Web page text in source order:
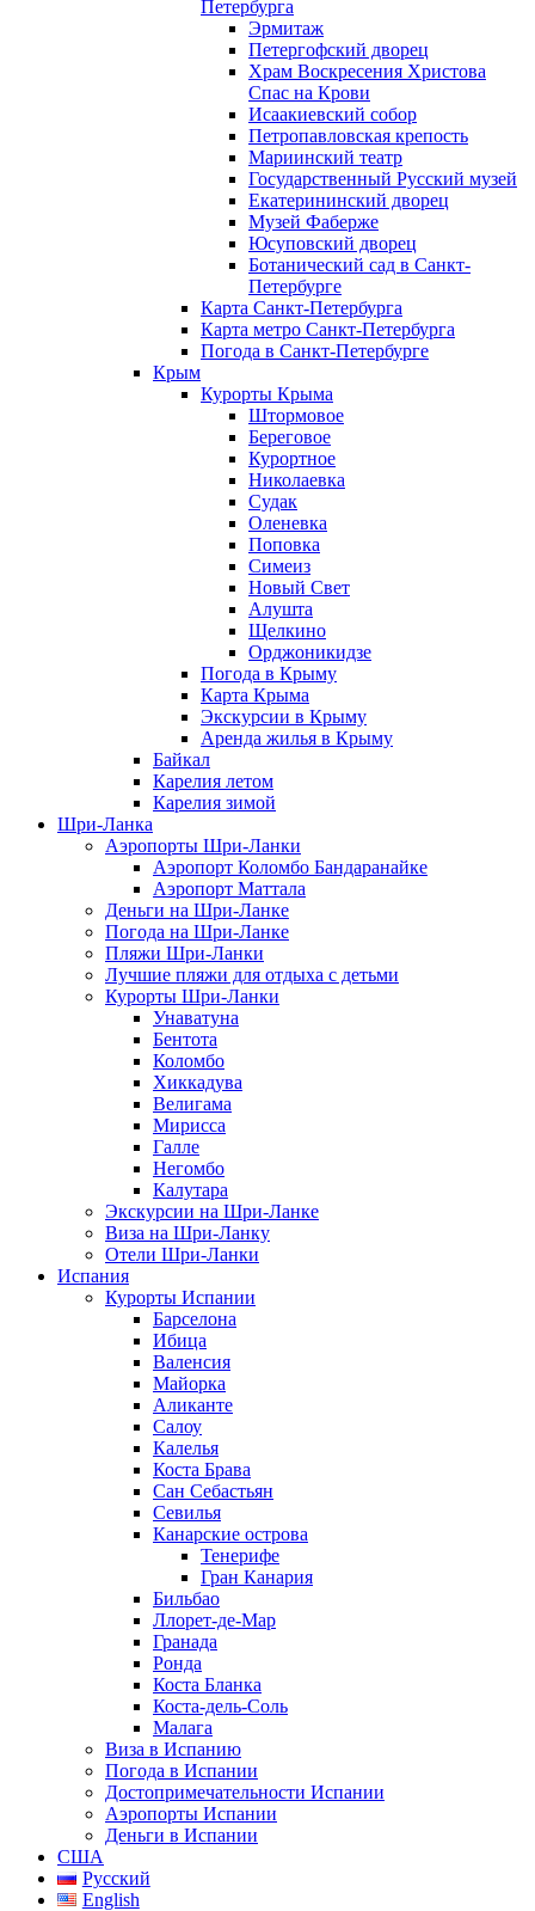
Петербурга
Эрмитаж
Петергофский дворец
Храм Воскресения Христова
Спас на Крови
Исаакиевский собор
Петропавловская крепость
Мариинский театр
Государственный Русский музей
Екатерининский дворец
Музей Фаберже
Юсуповский дворец
Ботанический сад в Санкт-
Петербурге
Карта Санкт-Петербурга
Карта метро Санкт-Петербурга
Погода в Санкт-Петербурге
Крым
Курорты Крыма
Штормовое
Береговое
Курортное
Николаевка
Судак
Оленевка
Поповка
Симеиз
Новый Свет
Алушта
Щелкино
Орджоникидзе
Погода в Крыму
Карта Крыма
Экскурсии в Крыму
Аренда жилья в Крыму
Байкал
Карелия летом
Карелия зимой
Шри-Ланка
Аэропорты Шри-Ланки
Аэропорт Коломбо Бандаранайке
Аэропорт Маттала
Деньги на Шри-Ланке
Погода на Шри-Ланке
Пляжи Шри-Ланки
Лучшие пляжи для отдыха с детьми
Курорты Шри-Ланки
Унаватуна
Бентота
Коломбо
Хиккадува
Велигама
Мирисса
Галле
Негомбо
Калутара
Экскурсии на Шри-Ланке
Виза на Шри-Ланку
Отели Шри-Ланки
Испания
Курорты Испании
Барселона
Ибица
Валенсия
Майорка
Аликанте
Салоу
Калелья
Коста Брава
Сан Себастьян
Севилья
Канарские острова
Тенерифе
Гран Канария
Бильбао
Ллорет-де-Мар
Гранада
Ронда
Коста Бланка
Коста-дель-Соль
Малага
Виза в Испанию
Погода в Испании
Достопримечательности Испании
Аэропорты Испании
Деньги в Испании
США
Русский
English